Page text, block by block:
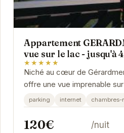
Appartement
vue sur le lac - jusqu'à
★★★★★
Niché au cœur de
offre une vue imprenable
réveils magiques face à un
parking internet
120€ /nuit